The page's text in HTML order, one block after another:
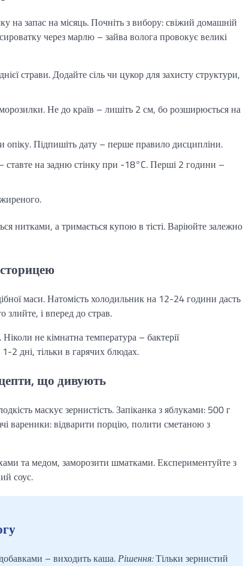
на запас на місяць. Почніть з вибору: свіжий домашній
через марлю – зайва волога провокує великі
страви. Додайте сіль чи цукор для захисту структури,
Не до країв – лишіть 2 см, бо розширюється на
опіку. Підпишіть дату – перше правило дисципліни.
ставте на задню стінку при -18°C. Перші 2 години –
нитками, а тримається купою в тісті. Варіюйте залежно
маси. Натомість холодильник на 12-24 години дасть
і вперед до страв.
не кімнатна температура – бактерії
2 дні, тільки в гарячих блюдах.
що дивують
маскує зернистість. Запіканка з яблуками: 500 г
вареники: відварити порцію, полити сметаною з
та медом, заморозити шматками. Експериментуйте з
соус.
– виходить каша.Рішення:Тільки зернистий